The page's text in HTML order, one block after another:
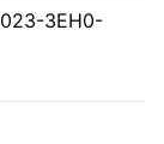
3EH0-